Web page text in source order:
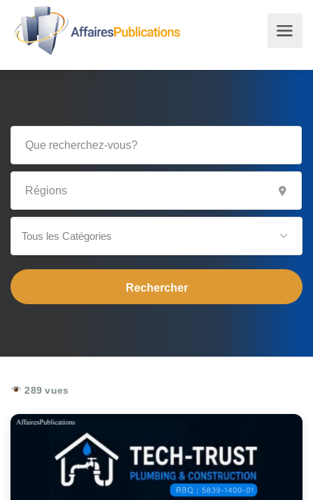
Tous les Catégories
289 vues